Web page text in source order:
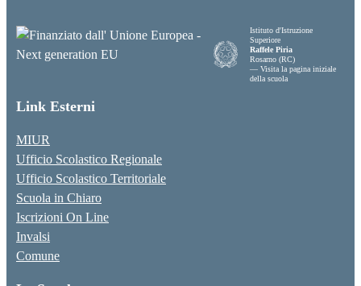
Istituto d'Istruzione
Superiore
Raffele Piria
Rosarno (RC)
— Visita la pagina iniziale
della scuola
Link Esterni
MIUR
Ufficio Scolastico Regionale
Ufficio Scolastico Territoriale
Scuola in Chiaro
Iscrizioni On Line
Invalsi
Comune